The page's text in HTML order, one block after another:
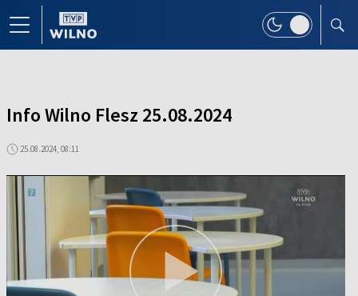
Info Wilno Flesz 25.08.2024
25.08.2024, 08:11